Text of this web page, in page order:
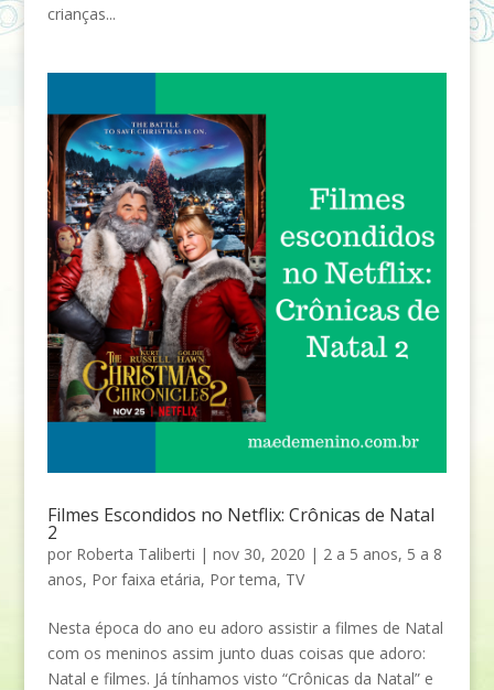
crianças...
Filmes Escondidos no Netflix: Crônicas de Natal
2
por Roberta Taliberti | nov 30, 2020 | 2 a 5 anos, 5 a 8
anos, Por faixa etária, Por tema, TV
Nesta época do ano eu adoro assistir a filmes de Natal
com os meninos assim junto duas coisas que adoro:
Natal e filmes. Já tínhamos visto “Crônicas da Natal” e